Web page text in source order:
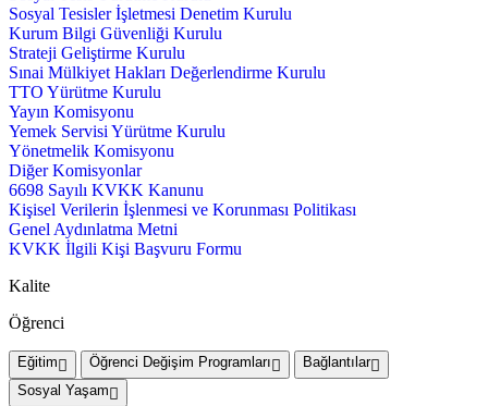
Sosyal Tesisler İşletmesi Denetim Kurulu
Kurum Bilgi Güvenliği Kurulu
Strateji Geliştirme Kurulu
Sınai Mülkiyet Hakları Değerlendirme Kurulu
TTO Yürütme Kurulu
Yayın Komisyonu
Yemek Servisi Yürütme Kurulu
Yönetmelik Komisyonu
Diğer Komisyonlar
6698 Sayılı KVKK Kanunu
Kişisel Verilerin İşlenmesi ve Korunması Politikası
Genel Aydınlatma Metni
KVKK İlgili Kişi Başvuru Formu
Kalite
Öğrenci
Eğitim Öğrenci Değişim Programları
Bağlantılar
Sosyal Yaşam